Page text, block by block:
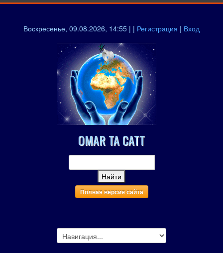
Воскресенье, 09.08.2026, 14:55 | | Регистрация | Вход
OMAR TA CATT
Полная версия сайта